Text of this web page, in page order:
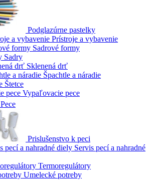
Podglazúrne pastelky
Prístroje a vybavenie
Sadrové formy
Sadry
Sklenená drť
Špachtle a náradie
Štetce
Vypaľovacie pece
Pece
Prislušenstvo k peci
Servis pecí a nahradné
Termoregulátory
Umelecké potreby